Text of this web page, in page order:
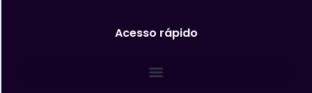
Acesso rápido